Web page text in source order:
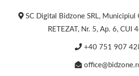
SC Digital Bidzone SRL, Municipiul
RETEZAT, Nr. 5, Ap. 6, CUI
+40 751 907